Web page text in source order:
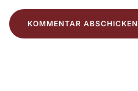
KOMMENTAR ABSCHICKEN